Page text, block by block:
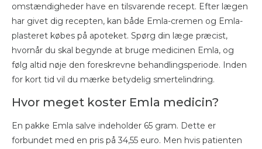
omstændigheder have en tilsvarende recept. Efter lægen
har givet dig recepten, kan både Emla-cremen og Emla-
plasteret købes på apoteket. Spørg din læge præcist,
hvornår du skal begynde at bruge medicinen Emla, og
følg altid nøje den foreskrevne behandlingsperiode. Inden
for kort tid vil du mærke betydelig smertelindring.
Hvor meget koster Emla medicin?
En pakke Emla salve indeholder 65 gram. Dette er
forbundet med en pris på 34,55 euro. Men hvis patienten